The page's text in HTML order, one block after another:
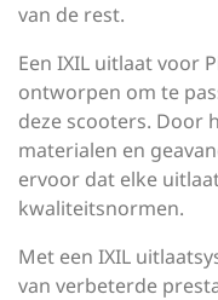
van de rest.
Een IXIL uitlaat voor
ontworpen om te
deze scooters. Door
materialen en
ervoor dat elke
kwaliteitsnormen.
Met een IXIL
van verbeterde